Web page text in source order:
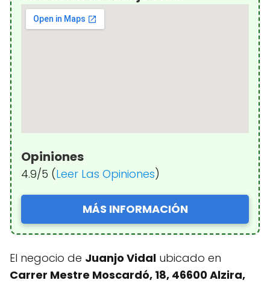
Opiniones
4.9/5 (Leer Las Opiniones)
MÁS INFORMACIÓN
El negocio de Juanjo Vidal ubicado en
Carrer Mestre Moscardó, 18, 46600 Alzira,